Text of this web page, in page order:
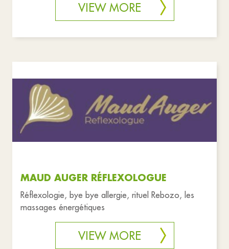
VIEW MORE
MAUD AUGER RÉFLEXOLOGUE
Réflexologie, bye bye allergie, rituel Rebozo, les
massages énergétiques
VIEW MORE